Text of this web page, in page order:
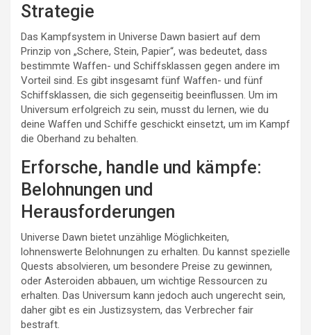
Strategie
Das Kampfsystem in Universe Dawn basiert auf dem
Prinzip von „Schere, Stein, Papier“, was bedeutet, dass
bestimmte Waffen- und Schiffsklassen gegen andere im
Vorteil sind. Es gibt insgesamt fünf Waffen- und fünf
Schiffsklassen, die sich gegenseitig beeinflussen. Um im
Universum erfolgreich zu sein, musst du lernen, wie du
deine Waffen und Schiffe geschickt einsetzt, um im Kampf
die Oberhand zu behalten.
Erforsche, handle und kämpfe:
Belohnungen und
Herausforderungen
Universe Dawn bietet unzählige Möglichkeiten,
lohnenswerte Belohnungen zu erhalten. Du kannst spezielle
Quests absolvieren, um besondere Preise zu gewinnen,
oder Asteroiden abbauen, um wichtige Ressourcen zu
erhalten. Das Universum kann jedoch auch ungerecht sein,
daher gibt es ein Justizsystem, das Verbrecher fair
bestraft.